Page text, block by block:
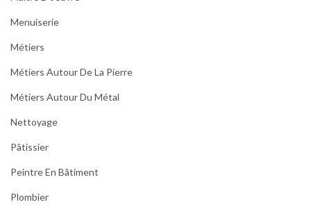
Menuiserie
Métiers
Métiers Autour De La Pierre
Métiers Autour Du Métal
Nettoyage
Pâtissier
Peintre En Bâtiment
Plombier